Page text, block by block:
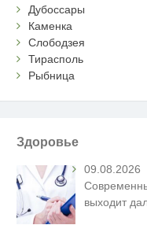
Дубоссары
Каменка
Слободзея
Тирасполь
Рыбница
Здоровье
09.08.2026
выходит